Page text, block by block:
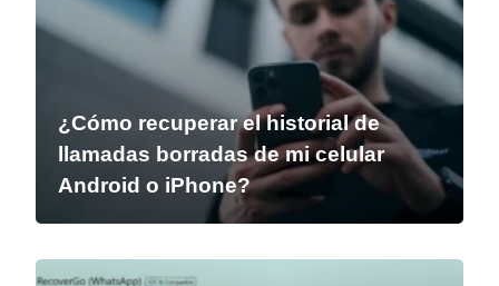
¿Cómo recuperar el historial de
llamadas borradas de mi celular
Android o iPhone?